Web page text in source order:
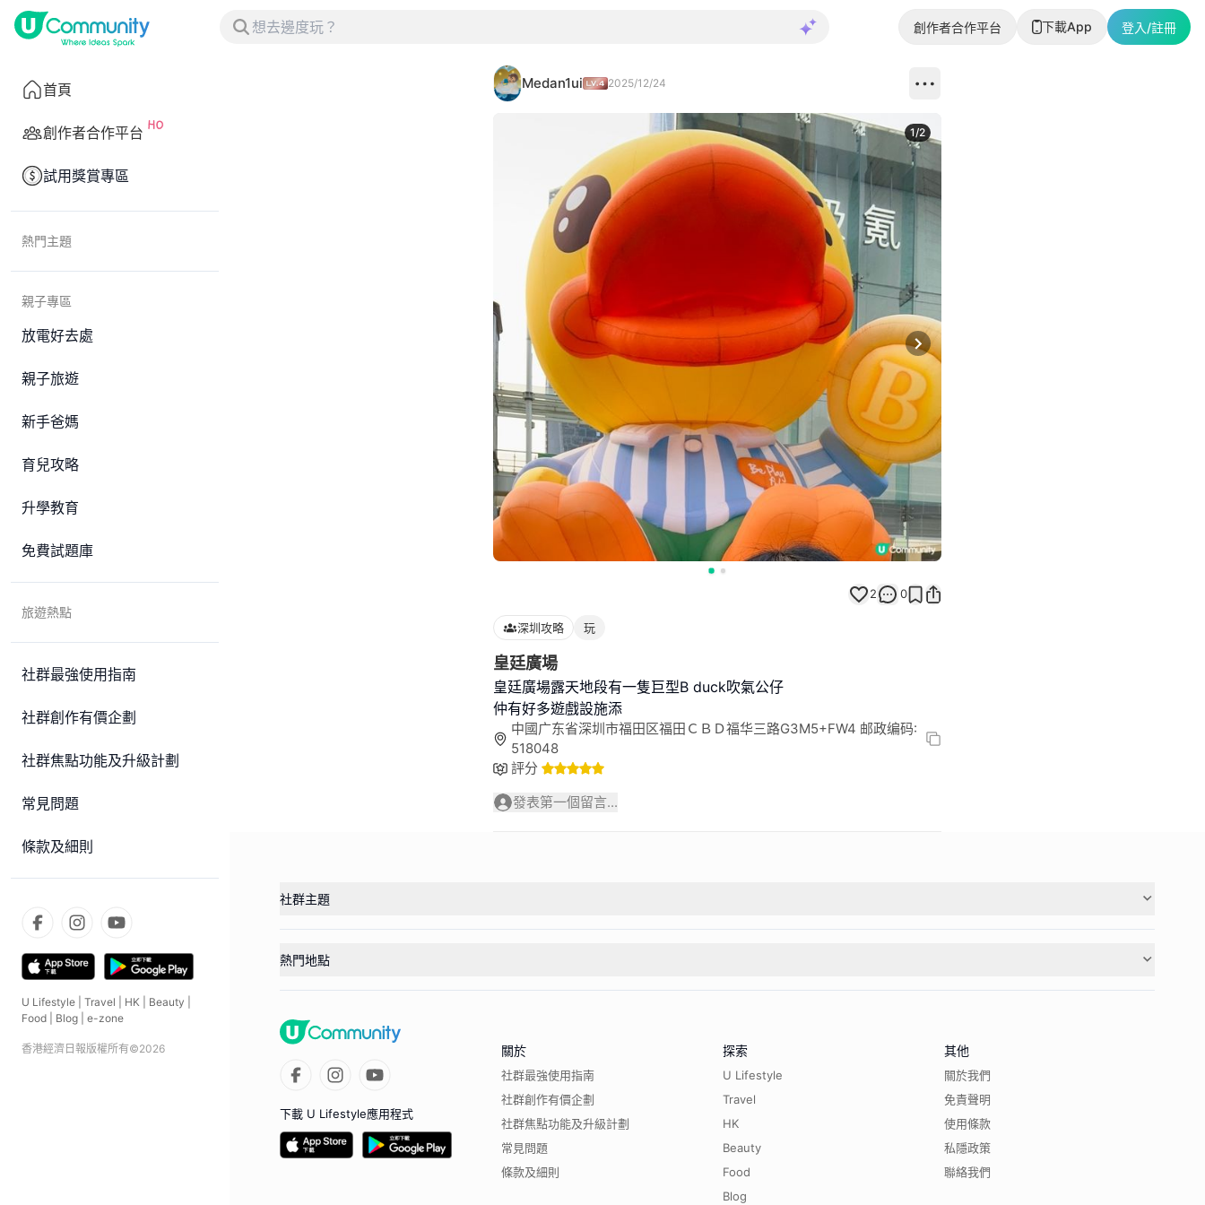
創作者合作平台 下載App 登入/註冊
首頁
創作者合作平台
試用獎賞專區
熱門主題
親子專區
放電好去處
親子旅遊
新手爸媽
育兒攻略
升學教育
免費試題庫
旅遊熱點
社群最強使用指南
社群創作有價企劃
社群焦點功能及升級計劃
常見問題
條款及細則
U Lifestyle Travel HK Beauty
Food
Blog e-zone
香港經濟日報版權所有©2026
Medan1ui 2025/12/24
Next slide
1/2
2 0
深圳攻略 玩
皇廷廣場
皇廷廣場露天地段有一隻巨型B duck吹氣公仔
仲有好多遊戲設施添
中國广东省深圳市福田区福田ＣＢＤ福华三路G3M5+FW4 邮政编码:
518048
評分
發表第一個留言...
社群主題
熱門地點
下載 U Lifestyle應用程式
關於
社群最強使用指南
社群創作有價企劃
社群焦點功能及升級計劃
常見問題
條款及細則
探索
U Lifestyle
Travel
HK
Beauty
Food
Blog
其他
關於我們
免責聲明
使用條款
私隱政策
聯絡我們